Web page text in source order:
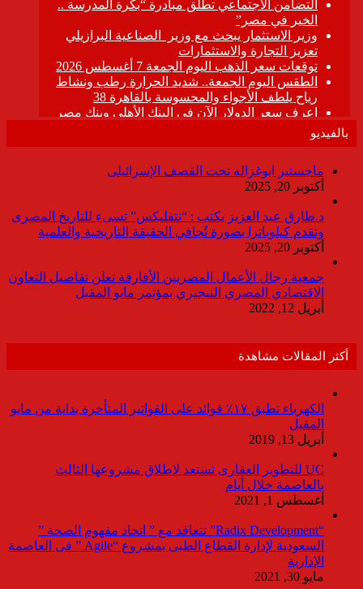
بالفيديو
ماجستير ابوغزاله تحت القصف الإسرائيلى
أكتوبر 20, 2025
د.طارق عبد العزيز يكتب : “نتفليكس” تسىء للتاريخ المصرى
وتقدم كيلوباترا بصورة تُجافي الحقيقة التاريخية والعلمية
أكتوبر 20, 2025
جمعية رجال الأعمال المصريين الأفارقة تعلن تفاصيل التعاون
الاقتصادي المصري النيجيري بمؤتمر مايو المقبل
أبريل 12, 2022
أكثر المقالات مشاهدة
الكهرباء تطبق ١٧٪ فوائد على الفواتير المتأخرة بداية من مايو
المقبل
أبريل 13, 2019
UC للتطوير العقارى تستعد لاطلاق مشروعها الثالث
بالعاصمة خلال أيام
أغسطس 1, 2021
“Radix Development” تتعاقد مع ” اتحاد مفهوم الصحة ”
السعودية لإدارة القطاع الطبى بمشروع “Agile ” فى العاصمة
الإدارية
مايو 30, 2021